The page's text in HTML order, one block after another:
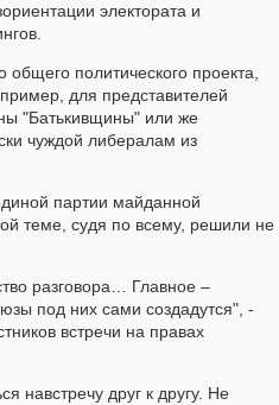
электората и
общего политического проекта,
для представителей
"Батькивщины" или же
чуждой либералам из
партии майданной
теме, судя по всему, решили не
разговора… Главное –
под них сами создадутся", -
встречи на правах
навстречу друг к другу. Не